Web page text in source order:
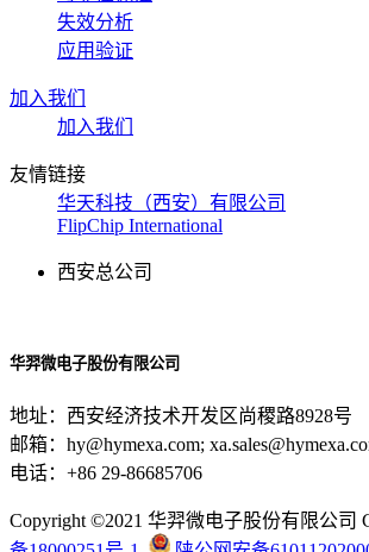
失效分析
应用验证
加入我们
加入我们
友情链接
华天科技（西安）有限公司
FlipChip International
西安总公司
华羿微电子股份有限公司
地址：西安经济技术开发区尚稷路8928号
邮箱：hy@hymexa.com;
电话：+86 29-86685706
Copyright ©2021 华羿微电子股份有限公司